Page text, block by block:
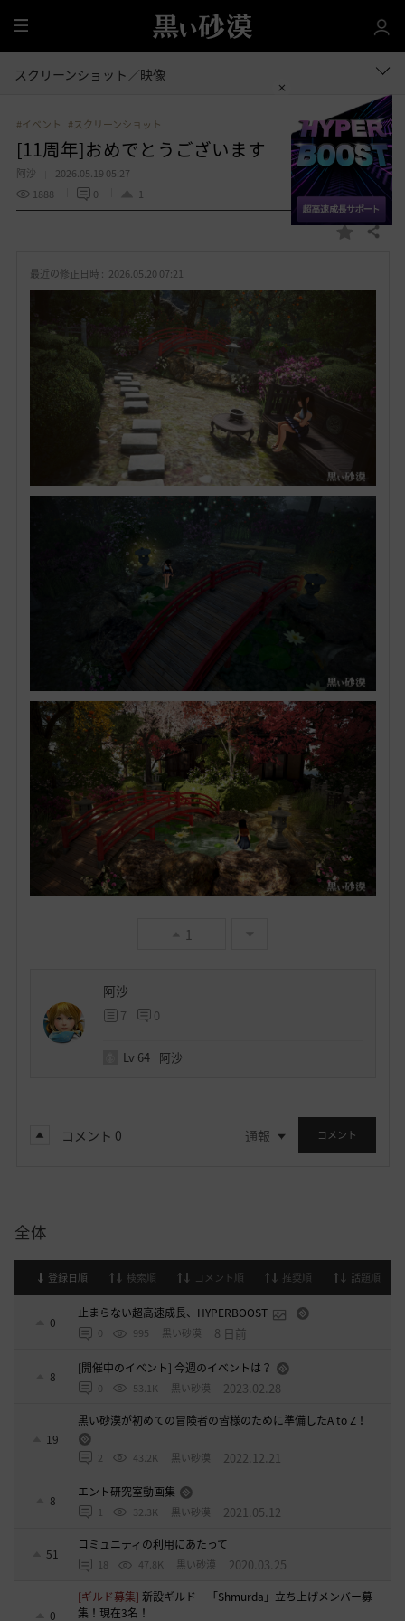
全
体
スクリーンショット／映像
#イベント #スクリーンショット
[11周年]おめでとうございます
阿沙
2026.05.19 05:27
1888
0 1
お 共有する
最近の修正日時 : 2026.05.20 07:21
1
阿沙
7 0
Lv 64 阿沙
コメント 0 通報 コメント
全体
登録日順 検索順 コメント順 推奨順 話題順
0
止まらない超高速成長、HYPERBOOST
0 995 黒い砂漠 8 日前
8
[開催中のイベント] 今週のイベントは？
0 53.1K 黒い砂漠 2023.02.28
19
黒い砂漠が初めての冒険者の皆様のために準備したA to Z！
2 43.2K 黒い砂漠 2022.12.21
8
エント研究室動画集
1 32.3K 黒い砂漠 2021.05.12
51
コミュニティの利用にあたって
18 47.8K 黒い砂漠 2020.03.25
0
[ギルド募集]新設ギルド 「Shmurda」立ち上げメンバー募
集！現在3名！